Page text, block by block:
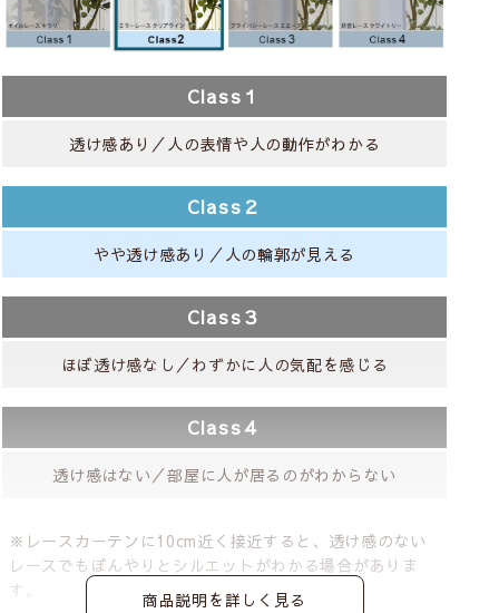
Class１
透け感あり／人の表情や人の動作がわかる
Class２
やや透け感あり／人の輪郭が見える
Class３
ほぼ透け感なし／わずかに人の気配を感じる
Class４
透け感はない／部屋に人が居るのがわからない
※レースカーテンに10cm近く接近すると、透け感のない
レースでもぼんやりとシルエットがわかる場合がありま
す。
商品説明を詳しく見る